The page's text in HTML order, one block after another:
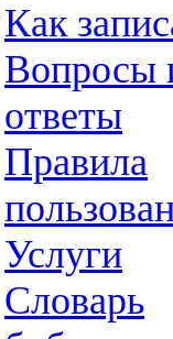
Как
Вопросы
ответы
Правила
Услуги
Словарь